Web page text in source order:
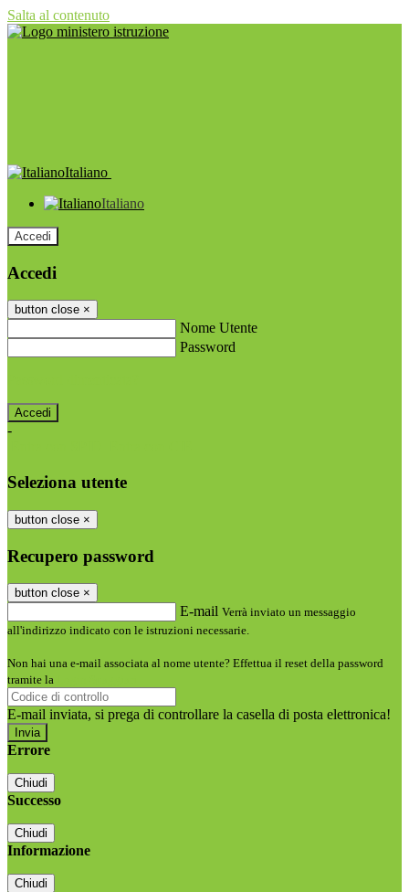
Salta al contenuto
Italiano
Italiano
Accedi
Accedi
button close ×
Nome Utente
Password
-
Seleziona utente
button close ×
Recupero password
button close ×
E-mail Verrà inviato un messaggio
all'indirizzo indicato con le istruzioni necessarie.
Non hai una e-mail associata al nome utente? Effettua il reset della password
tramite la
E-mail inviata, si prega di controllare la casella di posta elettronica!
Errore
Chiudi
Successo
Chiudi
Informazione
Chiudi